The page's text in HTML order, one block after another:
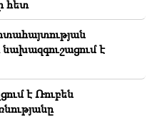
ջուր չի
հետ
է
է Ռուբեն